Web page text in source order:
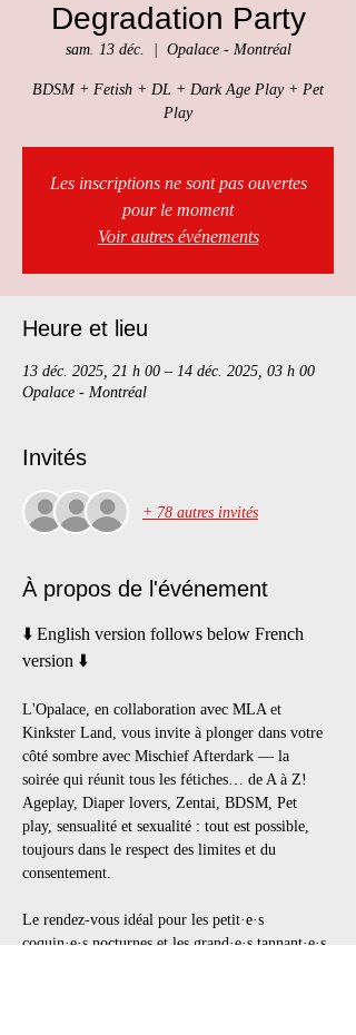
Degradation Party
sam. 13 déc. Opalace - Montréal
BDSM + Fetish + DL + Dark Age Play + Pet
Play
Les inscriptions ne sont pas ouvertes
pour le moment
Voir autres événements
Heure et lieu
13 déc. 2025, 21 h 00 – 14 déc. 2025, 03 h 00
Opalace - Montréal
Invités
+ 78 autres invités
À propos de l'événement
⬇️ English version follows below French
version ⬇️
L'Opalace, en collaboration avec MLA et
Kinkster Land, vous invite à plonger dans votre
côté sombre avec Mischief Afterdark — la
soirée qui réunit tous les fétiches… de A à Z!
Ageplay, Diaper lovers, Zentai, BDSM, Pet
play, sensualité et sexualité : tout est possible,
toujours dans le respect des limites et du
consentement.
Le rendez-vous idéal pour les petit·e·s
coquin·e·s nocturnes et les grand·e·s tannant·e·s